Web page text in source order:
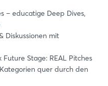
– educatige Deep Dives,
Diskussionen mit
Stage: REAL Pitches
quer durch den